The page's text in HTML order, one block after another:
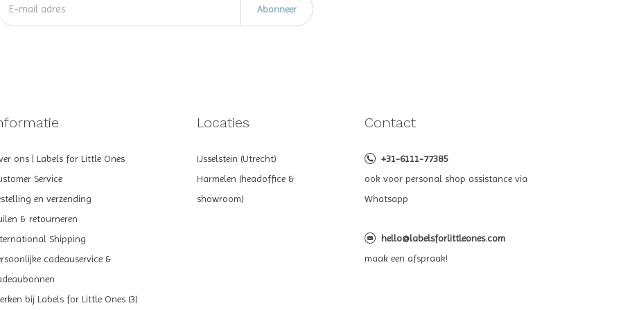
Abonneer
ons | Labels for Little Ones
Service
en verzending
& retourneren
Shipping
cadeauservice &
bij Labels for Little Ones (3)
Locaties
IJsselstein (Utrecht)
Harmelen (headoffice &
showroom)
Contact
+31-6111-77385
ook voor personal shop assistance via
Whatsapp
hello@labelsforlittleones.com
maak een afspraak!